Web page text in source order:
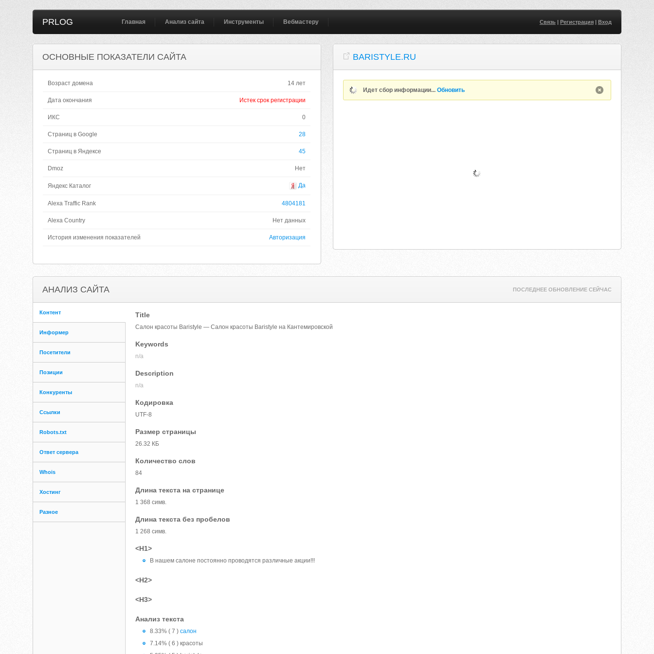
PRLOG Главная Анализ сайта Инструменты Вебмастеру Связь| Регистрация| Вход
ОСНОВНЫЕ ПОКАЗАТЕЛИ САЙТА
Возраст домена 14 лет
Дата окончания Истек срок регистрации
ИКС 0
Страниц в Google 28
Страниц в Яндексе 45
Dmoz Нет
Яндекс Каталог Да
Alexa Traffic Rank 4804181
Alexa Country Нет данных
История изменения показателей Авторизация
BARISTYLE.RU
Идет сбор информации...Обновить
АНАЛИЗ САЙТА ПОСЛЕДНЕЕ ОБНОВЛЕНИЕ СЕЙЧАС
Контент
Информер
Посетители
Позиции
Конкуренты
Ссылки
Robots.txt
Ответ сервера
Whois
Хостинг
Разное
Title
Салон красоты Baristyle — Салон красоты Baristyle на Кантемировской
Keywords
n/a
Description
n/a
Кодировка
UTF-8
Размер страницы
26.32 КБ
Количество слов
84
Длина текста на странице
1 368 симв.
Длина текста без пробелов
1 268 симв.
<H1>
В нашем салоне постоянно проводятся различные акции!!!
<H2>
<H3>
Анализ текста
8.33% ( 7 )салон
7.14% ( 6 ) красоты